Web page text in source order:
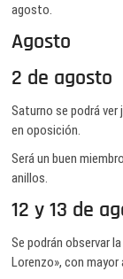
agosto.
Agosto
2 de agosto
Saturno se podrá
en oposición.
Será un buen
anillos.
12 y 13 de
Se podrán observar
Lorenzo», con